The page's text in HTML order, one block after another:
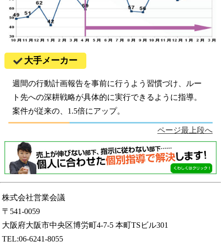
大手メーカー
週間の行動計画報告を事前に行うよう習慣づけ、ルー
ト先への深耕戦略が具体的に実行できるように指導。
案件が従来の、1.5倍にアップ。
ページ最上段へ
株式会社営業会議
〒541-0059
大阪府大阪市中央区博労町4-7-5 本町TSビル301
TEL:06-6241-8055